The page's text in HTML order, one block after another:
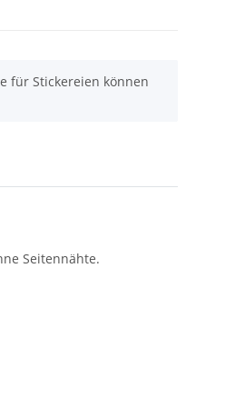
für Stickereien können
Seitennähte.